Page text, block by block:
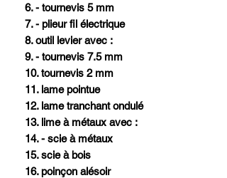
6. - tournevis 5 mm
7. - plieur fil électrique
8. outil levier avec :
9. - tournevis 7.5 mm
10. tournevis 2 mm
11. lame pointue
12. lame tranchant ondulé
13. lime à métaux avec :
14. - scie à métaux
15. scie à bois
16. poinçon alésoir